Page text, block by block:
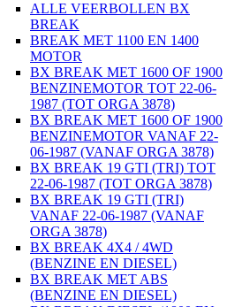
ALLE VEERBOLLEN BX
BREAK
BREAK MET 1100 EN 1400
MOTOR
BX BREAK MET 1600 OF 1900
BENZINEMOTOR TOT 22-06-
1987 (TOT ORGA 3878)
BX BREAK MET 1600 OF 1900
BENZINEMOTOR VANAF 22-
06-1987 (VANAF ORGA 3878)
BX BREAK 19 GTI (TRI) TOT
22-06-1987 (TOT ORGA 3878)
BX BREAK 19 GTI (TRI)
VANAF 22-06-1987 (VANAF
ORGA 3878)
BX BREAK 4X4 / 4WD
(BENZINE EN DIESEL)
BX BREAK MET ABS
(BENZINE EN DIESEL)